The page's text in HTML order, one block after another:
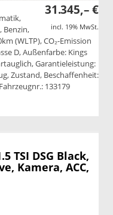
31.345,– €
incl. 19% MwSt.
Benzin,
(WLTP), CO₂-Emission
D, Außenfarbe: Kings
Garantieleistung:
Zustand, Beschaffenheit:
133179
TSI DSG Black,
Kamera, ACC,